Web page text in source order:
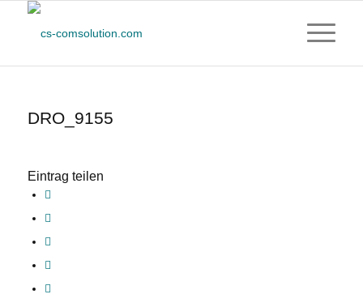
DRO_9155
Eintrag teilen